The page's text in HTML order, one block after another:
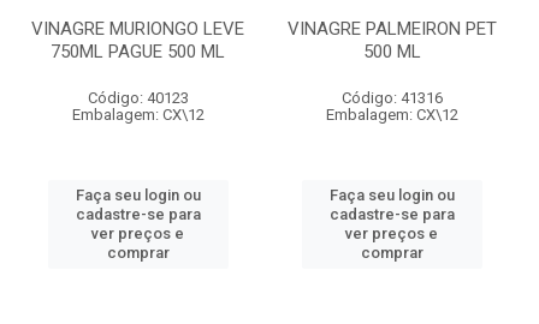
VINAGRE MURIONGO LEVE
750ML PAGUE 500 ML
Código: 40123
Embalagem: CX\12
Faça seu login ou
cadastre-se para
ver preços e
comprar
VINAGRE PALMEIRON PET
500 ML
Código: 41316
Embalagem: CX\12
Faça seu login ou
cadastre-se para
ver preços e
comprar